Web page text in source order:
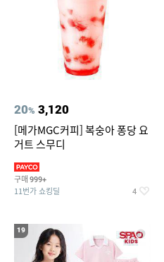
20% 3,120
[메가MGC커피] 복숭아 퐁당 요
거트 스무디
구매 999+
11번가 쇼킹딜 4
19